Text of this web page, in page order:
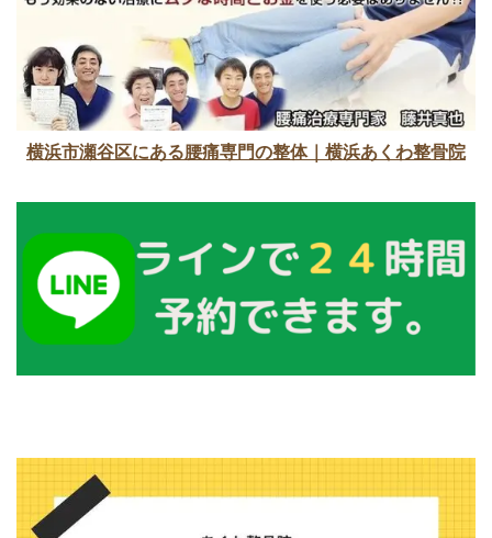
横浜市瀬谷区にある腰痛専門の整体｜横浜あくわ整骨院